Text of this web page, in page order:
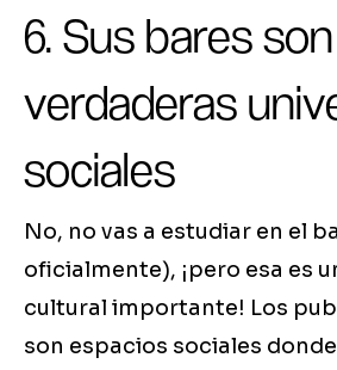
6. Sus bares son
verdaderas
sociales
No, no vas a estudiar en el
oficialmente), ¡pero esa es
cultural importante! Los
son espacios sociales